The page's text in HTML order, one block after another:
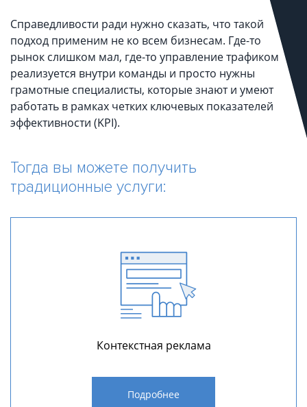
Справедливости ради нужно сказать, что такой
подход применим не ко всем бизнесам. Где-то
рынок слишком мал, где-то управление трафиком
реализуется внутри команды и просто нужны
грамотные специалисты, которые знают и умеют
работать в рамках четких ключевых показателей
эффективности (KPI).
Тогда вы можете получить
традиционные услуги:
Контекстная реклама
Подробнее